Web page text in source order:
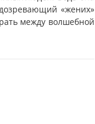
«жених»
между волшебной